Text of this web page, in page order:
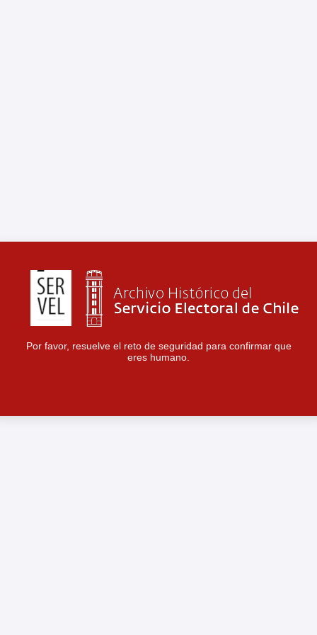
Por favor, resuelve el reto de seguridad para confirmar que
eres humano.